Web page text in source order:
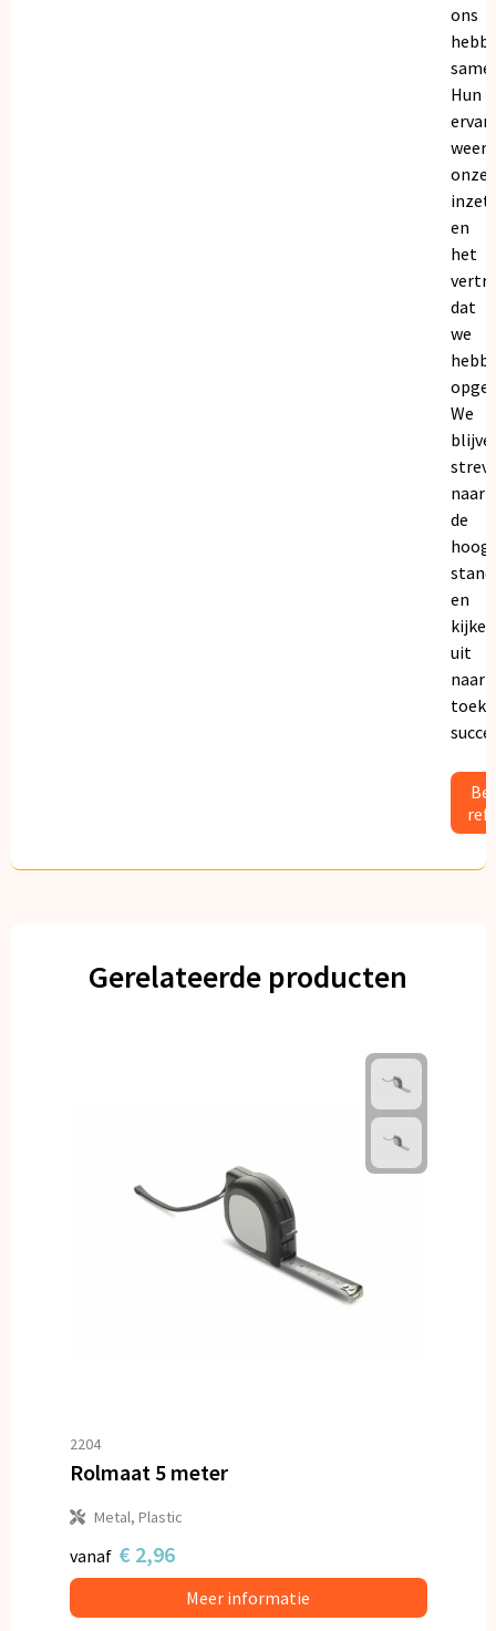
ons
Hun
onze
inzet
en
het
dat
we
We
naar
de
en
kijken
uit
naar
Gerelateerde producten
2204
Rolmaat 5 meter
Metal, Plastic
vanaf € 2,96
Meer informatie